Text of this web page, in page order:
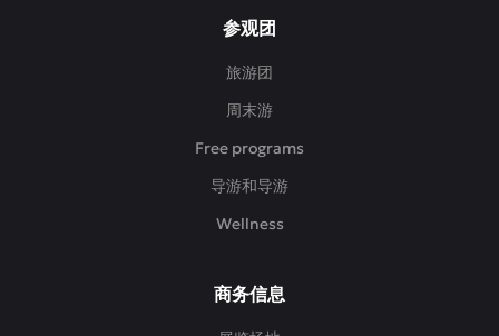
参观团
旅游团
周末游
Free programs
导游和导游
Wellness
商务信息